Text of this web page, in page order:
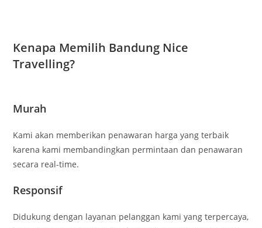
Kenapa Memilih Bandung Nice
Travelling?
Murah
Kami akan memberikan penawaran harga yang terbaik
karena kami membandingkan permintaan dan penawaran
secara real-time.
Responsif
Didukung dengan layanan pelanggan kami yang terpercaya,